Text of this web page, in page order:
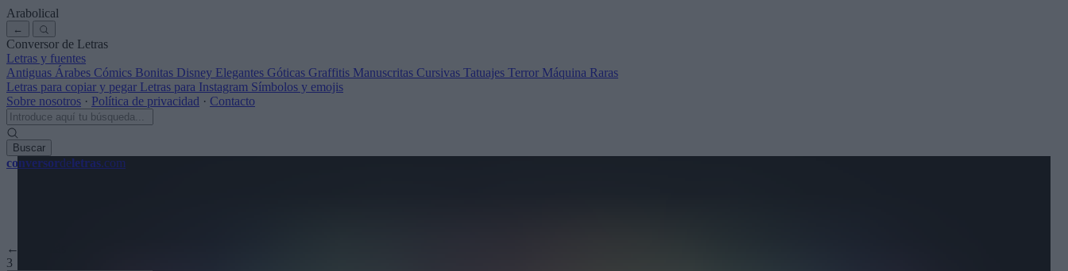
Arabolical
←
Conversor de Letras
Letras y fuentes
Antiguas Árabes Cómics Bonitas Disney Elegantes Góticas Graffitis Manuscritas Cursivas Tatuajes Terror Máquina Raras
Letras para copiar y pegar Letras para Instagram Símbolos y emojis
Sobre nosotros · Política de privacidad · Contacto
Buscar
conversordeletras.com
← Ver más
3